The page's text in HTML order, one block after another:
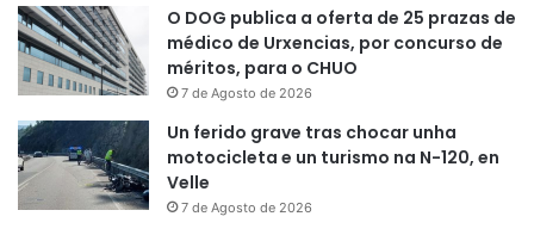
O DOG publica a oferta de 25 prazas de
médico de Urxencias, por concurso de
méritos, para o CHUO
7 de Agosto de 2026
Un ferido grave tras chocar unha
motocicleta e un turismo na N-120, en
Velle
7 de Agosto de 2026